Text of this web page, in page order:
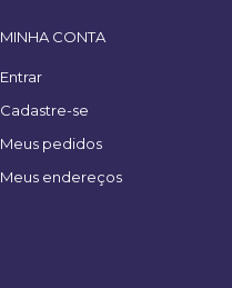
MINHA CONTA
Entrar
Cadastre-se
Meus pedidos
Meus endereços